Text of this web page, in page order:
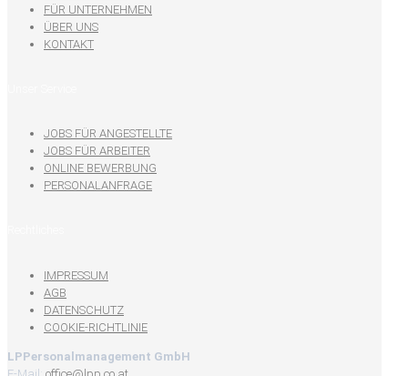
FÜR UNTERNEHMEN
ÜBER UNS
KONTAKT
JOBS FÜR ANGESTELLTE
JOBS FÜR ARBEITER
ONLINE BEWERBUNG
PERSONALANFRAGE
IMPRESSUM
AGB
DATENSCHUTZ
COOKIE-RICHTLINIE
LPPersonalmanagement GmbH